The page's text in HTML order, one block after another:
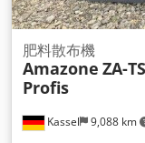
Kassel 9,088 km
肥料散布機
Amazone ZA-
Profis